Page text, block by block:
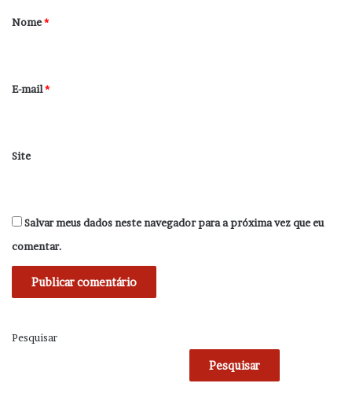
r
*
Nome*
E-mail*
Site
Salvar meus dados neste navegador para a próxima vez que eu
comentar.
Pesquisar
Pesquisar